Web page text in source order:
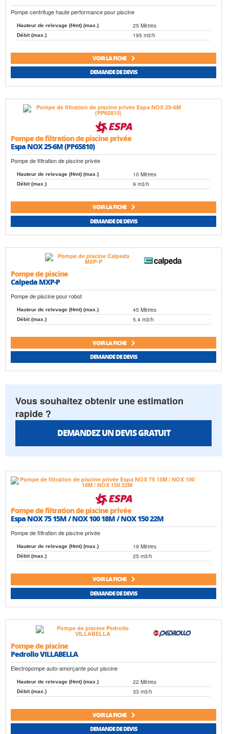
Pompe centrifuge haute performance pour piscine
Hauteur de relevage (Hmt) (max.) 25 Mètres
Débit (max.) 195 m3/h
VOIR LA FICHE
DEMANDE DE DEVIS
Pompe de filtration de piscine privée
Espa NOX 25-6M (PP65810)
Pompe de filtration de piscine privée
Hauteur de relevage (Hmt) (max.) 10 Mètres
Débit (max.) 9 m3/h
VOIR LA FICHE
DEMANDE DE DEVIS
Pompe de piscine
Calpeda MXP-P
Pompe de piscine pour robot
Hauteur de relevage (Hmt) (max.) 45 Mètres
Débit (max.) 5.4 m3/h
VOIR LA FICHE
DEMANDE DE DEVIS
Vous souhaitez obtenir une estimation
rapide ?
DEMANDEZ UN DEVIS GRATUIT
Pompe de filtration de piscine privée
Espa NOX 75 15M / NOX 100 18M / NOX 150 22M
Pompe de filtration de piscine privée
Hauteur de relevage (Hmt) (max.) 19 Mètres
Débit (max.) 25 m3/h
VOIR LA FICHE
DEMANDE DE DEVIS
Pompe de piscine
Pedrollo VILLABELLA
Electropompe auto-amorçante pour piscine
Hauteur de relevage (Hmt) (max.) 22 Mètres
Débit (max.) 33 m3/h
VOIR LA FICHE
DEMANDE DE DEVIS